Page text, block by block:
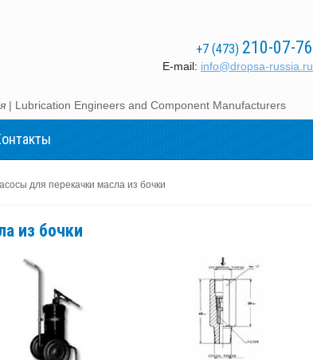
+7 (473) 210-07-76
E-mail: info@dropsa-russia.ru
| Lubrication Engineers and Component Manufacturers
для перекачки масла из бочки
из бочки